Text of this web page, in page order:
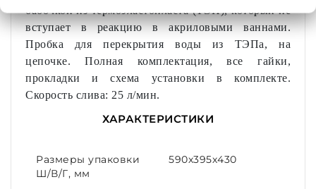
бабочкой из термоэластопласта (ТЭП), который не
вступает в реакцию в акриловыми ваннами.
Пробка для перекрытия воды из ТЭПа, на
цепочке. Полная комплектация, все гайки,
прокладки и схема установки в комплекте.
Скорость слива: 25 л/мин.
ХАРАКТЕРИСТИКИ
Размеры упаковки
Ш/В/Г, мм
590х395х430